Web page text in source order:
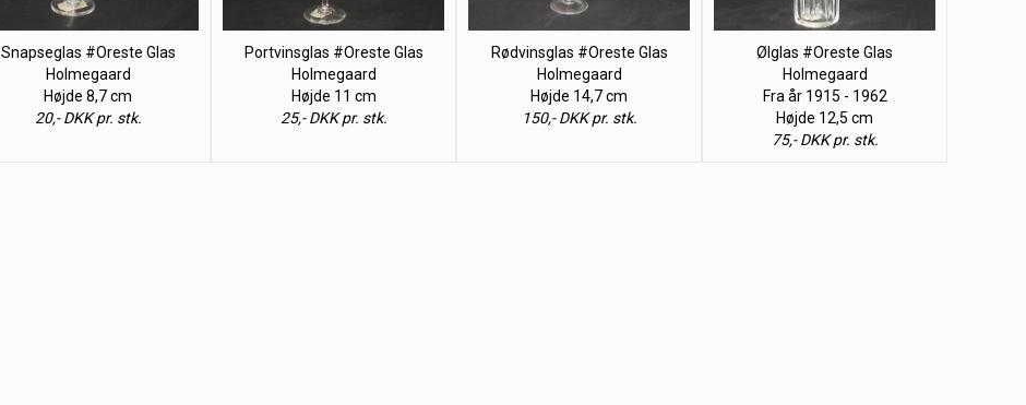
Snapseglas #Oreste Glas
Holmegaard
Højde 8,7 cm
20,- DKK pr. stk.
Portvinsglas #Oreste Glas
Holmegaard
Højde 11 cm
25,- DKK pr. stk.
Rødvinsglas #Oreste Glas
Holmegaard
Højde 14,7 cm
150,- DKK pr. stk.
Ølglas #Oreste Glas
Holmegaard
Fra år 1915 - 1962
Højde 12,5 cm
75,- DKK pr. stk.